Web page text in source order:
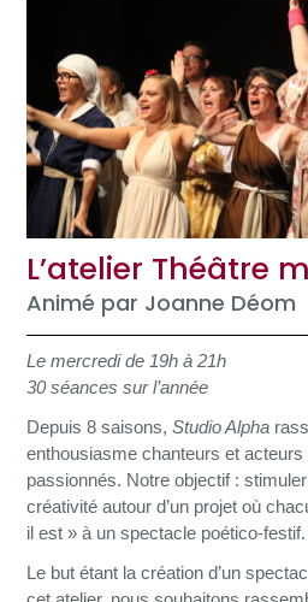
L’atelier Théâtre
Animé par Joanne Déom
Le mercredi de 19h à 21h
30 séances sur l’année
Depuis 8 saisons, Studio Alpha
enthousiasme chanteurs et
passionnés. ​Notre objectif :
créativité autour d’un projet où
il est » à un spectacle poético-festif.
Le but étant la création d’un